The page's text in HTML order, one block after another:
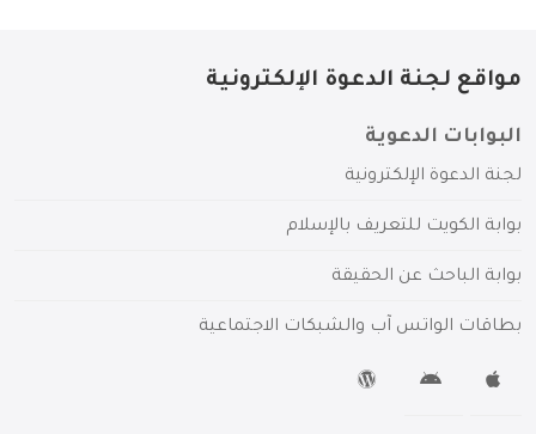
مواقع لجنة الدعوة الإلكترونية
البوابات الدعوية
لجنة الدعوة الإلكترونية
بوابة الكويت للتعريف بالإسلام
بوابة الباحث عن الحقيقة
بطاقات الواتس آب والشبكات الاجتماعية